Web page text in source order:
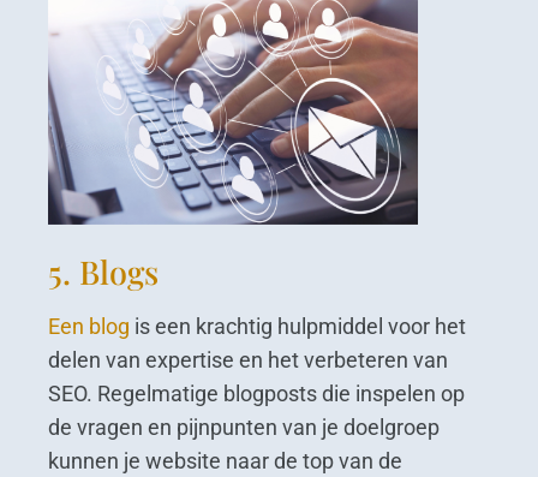
5. Blogs
Een blog is een krachtig hulpmiddel voor het
delen van expertise en het verbeteren van
SEO. Regelmatige blogposts die inspelen op
de vragen en pijnpunten van je doelgroep
kunnen je website naar de top van de